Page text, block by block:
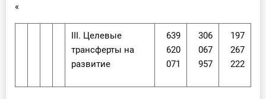
«
III. Целевые
трансферты на
развитие
639
620
071
306
067
957
197
267
222